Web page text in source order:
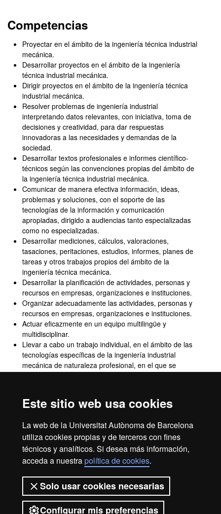
Este sitio web usa cookies
La web de la Universitat Autònoma de Barcelona
utiliza cookies propias y de terceros con fines
técnicos y analíticos. Si desea más información,
acceda a nuestrapolítica de cookies.
Solo usar cookies necesarias
Configurar mis preferencias
Competencias
Proyectar en el ámbito de la ingeniería técnica industrial
mecánica.
Desarrollar proyectos en el ámbito de la ingeniería
técnica industrial mecánica.
Dirigir proyectos en el ámbito de la ingeniería técnica
industrial mecánica.
Resolver problemas de ingeniería industrial
interpretando datos relevantes, con iniciativa, toma de
decisiones y creatividad, para dar respuestas
innovadoras a las necesidades y demandas de la
sociedad.
Desarrollar textos profesionales e informes científico-
técnicos según las convenciones propias del ámbito de
la ingeniería técnica industrial mecánica.
Comunicar de manera efectiva información, ideas,
problemas y soluciones, con el soporte de las
tecnologías de la información y comunicación
apropiadas, dirigido a audiencias tanto especializadas
como no especializadas.
Desarrollar mediciones, cálculos, valoraciones,
tasaciones, peritaciones, estudios, informes, planes de
tareas y otros trabajos propios del ámbito de la
ingeniería técnica mecánica.
Desarrollar la planificación de actividades, personas y
recursos en empresas, organizaciones e instituciones.
Organizar adecuadamente las actividades, personas y
recursos en empresas, organizaciones e instituciones.
Actuar eficazmente en un equipo multilingüe y
multidisciplinar.
Llevar a cabo un trabajo individual, en el ámbito de las
tecnologías específicas de la ingeniería industrial
mecánica de naturaleza profesional, en el que se
universitario.
ingeniería industrial con responsabilidad ética y con
respeto por los derechos y deberes fundamentales, la
diversidad y los valores democráticos, desigualdades
por razón de género, el impacto social, económico y